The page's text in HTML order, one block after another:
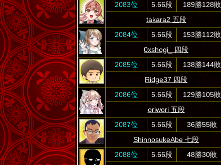
2083位
5.66段
189勝128敗
takara2 五段
2084位
5.66段
153勝112敗
0xshogi_ 四段
2085位
5.66段
138勝144敗
Ridge37 四段
2086位
5.66段
129勝105敗
oriwori 五段
2087位
5.66段
36勝55敗
ShinnosukeAbe 七段
2088位
5.66段
48勝30敗